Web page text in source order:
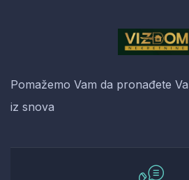
Pomažemo Vam da
iz snova